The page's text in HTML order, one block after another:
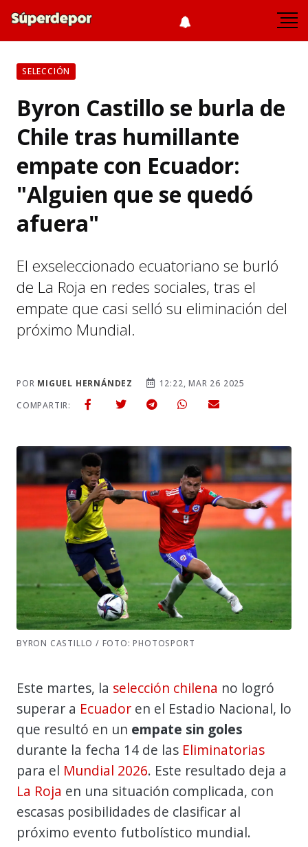
SELECCIÓN
Byron Castillo se burla de
Chile tras humillante
empate con Ecuador:
"Alguien que se quedó
afuera"
El exseleccionado ecuatoriano se burló
de La Roja en redes sociales, tras el
empate que casi selló su eliminación del
próximo Mundial.
POR MIGUEL HERNÁNDEZ
12:22, MAR 26 2025
COMPARTIR:
BYRON CASTILLO / FOTO: PHOTOSPORT
Este martes, la selección chilena no logró
superar a Ecuador en el Estadio Nacional, lo
que resultó en un empate sin goles
durante la fecha 14 de las Eliminatorias
para el Mundial 2026. Este resultado deja a
La Roja en una situación complicada, con
escasas posibilidades de clasificar al
próximo evento futbolístico mundial.